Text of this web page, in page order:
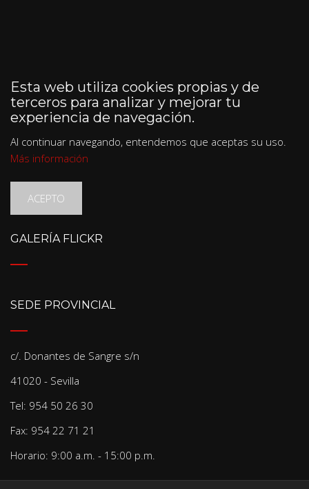
Esta web utiliza cookies propias y de
terceros para analizar y mejorar tu
experiencia de navegación.
Al continuar navegando, entendemos que aceptas su uso.
Más información
ACEPTO
GALERÍA FLICKR
SEDE PROVINCIAL
c/. Donantes de Sangre s/n
41020 - Sevilla
Tel: 954 50 26 30
Fax: 954 22 71 21
Horario: 9:00 a.m. - 15:00 p.m.